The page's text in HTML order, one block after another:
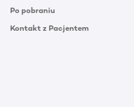
Po pobraniu
Kontakt z Pacjentem